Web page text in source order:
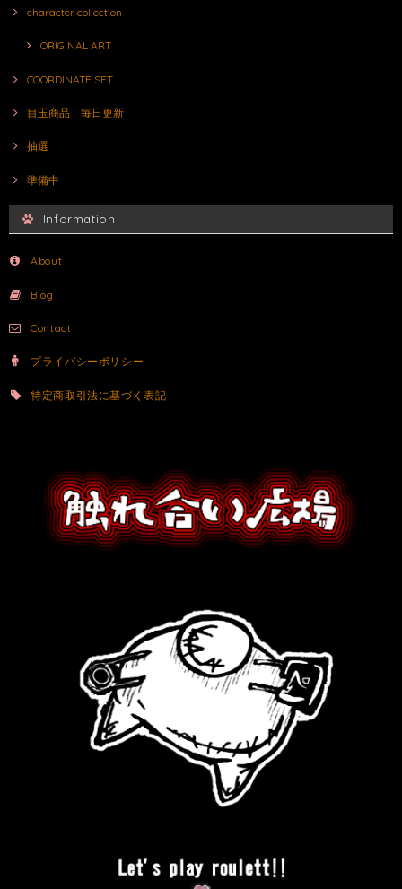
character collection
ORIGINAL ART
COORDINATE SET
目玉商品 毎日更新
抽選
準備中
Information
About
Blog
Contact
プライバシーポリシー
特定商取引法に基づく表記